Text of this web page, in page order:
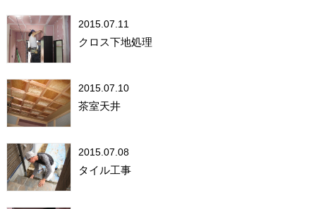
2015.07.11
クロス下地処理
2015.07.10
茶室天井
2015.07.08
タイル工事